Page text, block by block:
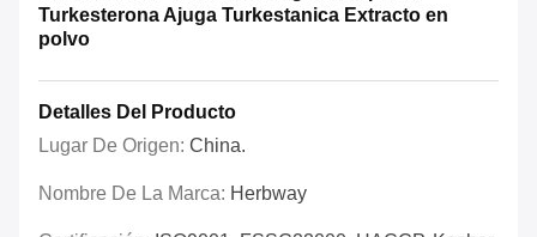
Turkesterona Ajuga Turkestanica Extracto en
polvo
Detalles Del Producto
Lugar De Origen: China.
Nombre De La Marca: Herbway